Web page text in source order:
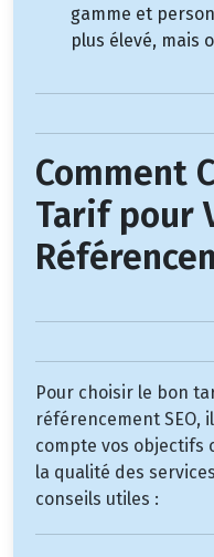
gamme et
plus élevé, mais
Comment
Tarif pour
Pour choisir le bon
référencement SEO,
compte vos objectifs
la qualité des
conseils utiles :